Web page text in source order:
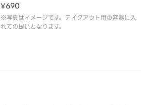
¥690
※写真はイメージです。テイクアウト用の容器に入
れての提供となります。